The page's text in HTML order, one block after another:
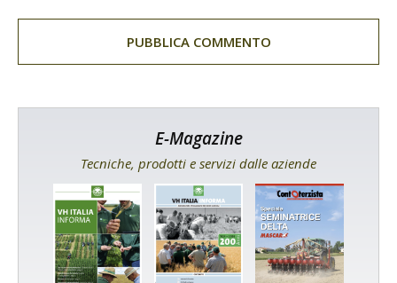
E-Magazine
Tecniche, prodotti e servizi dalle aziende